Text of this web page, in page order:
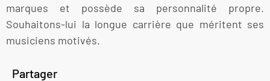
marques et possède sa personnalité propre.
Souhaitons-lui la longue carrière que méritent ses
musiciens motivés.
Partager